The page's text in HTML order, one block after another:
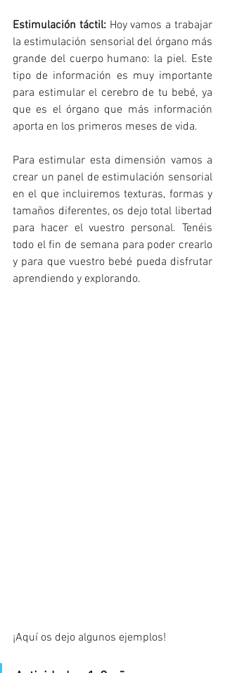
Estimulación táctil: Hoy vamos a trabajar
la estimulación sensorial del órgano más
grande del cuerpo humano: la piel. Este
tipo de información es muy importante
para estimular el cerebro de tu bebé, ya
que es el órgano que más información
aporta en los primeros meses de vida.
Para estimular esta dimensión vamos a
crear un panel de estimulación sensorial
en el que incluiremos texturas, formas y
tamaños diferentes, os dejo total libertad
para hacer el vuestro personal. Tenéis
todo el fin de semana para poder crearlo
y para que vuestro bebé pueda disfrutar
aprendiendo y explorando.
¡Aquí os dejo algunos ejemplos!